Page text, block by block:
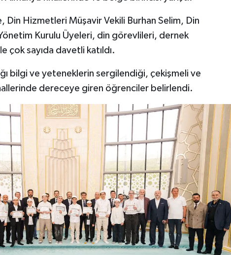
Din Hizmetleri Müşavir Vekili Burhan Selim, Din
Kurulu Üyeleri, din görevlileri, dernek
sayıda davetli katıldı.
bilgi ve yeteneklerin sergilendiği, çekişmeli ve
dereceye giren öğrenciler belirlendi.